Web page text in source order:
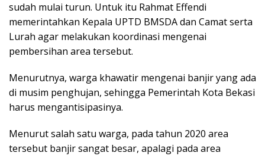
sudah mulai turun. Untuk itu Rahmat Effendi
memerintahkan Kepala UPTD BMSDA dan Camat serta
Lurah agar melakukan koordinasi mengenai
pembersihan area tersebut.
Menurutnya, warga khawatir mengenai banjir yang ada
di musim penghujan, sehingga Pemerintah Kota Bekasi
harus mengantisipasinya.
Menurut salah satu warga, pada tahun 2020 area
tersebut banjir sangat besar, apalagi pada area